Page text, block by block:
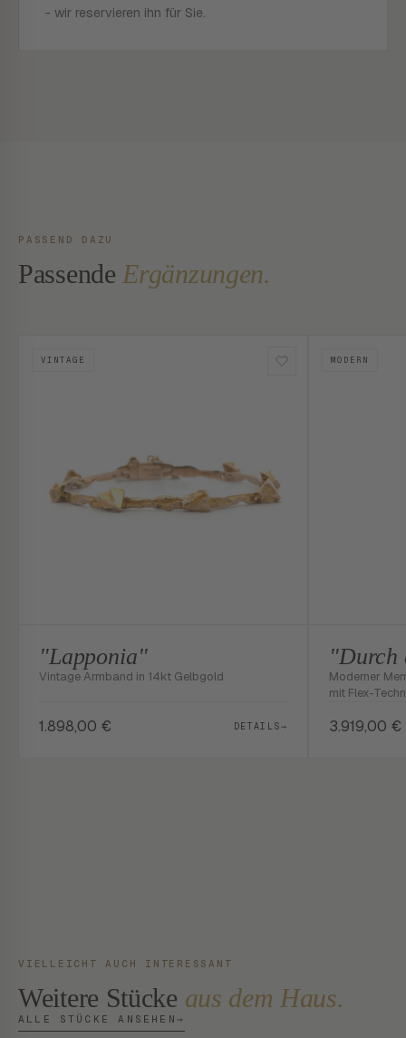
- wir reservieren ihn für Sie.
PASSEND DAZU
Passende Ergänzungen.
VINTAGE
"Lapponia"
Vintage Armband in 14kt Gelbgold
1.898,00 € DETAILS→
MODERN
"Durch
Moderner
mit Flex-
3.919,00 €
VIELLEICHT AUCH INTERESSANT
Weitere Stücke aus dem Haus.
ALLE STÜCKE ANSEHEN →